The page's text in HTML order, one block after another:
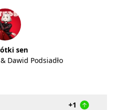
sen
Dawid Podsiadło
+1